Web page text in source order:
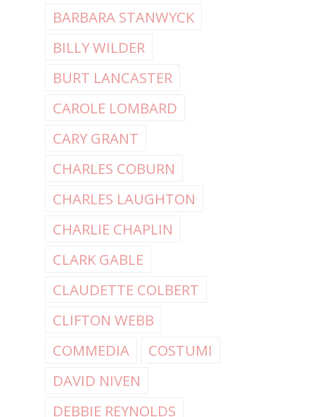
BARBARA STANWYCK
BILLY WILDER
BURT LANCASTER
CAROLE LOMBARD
CARY GRANT
CHARLES COBURN
CHARLES LAUGHTON
CHARLIE CHAPLIN
CLARK GABLE
CLAUDETTE COLBERT
CLIFTON WEBB
COMMEDIA
COSTUMI
DAVID NIVEN
DEBBIE REYNOLDS